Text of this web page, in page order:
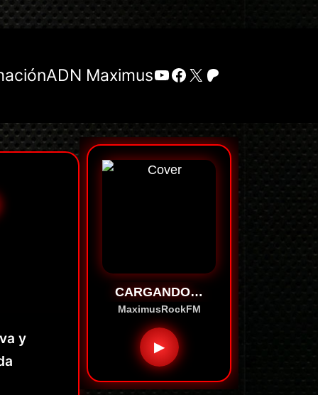
ADN MaximusYouTube
Facebook
X Patreon
y
CARGANDO…
MaximusRockFM
▶